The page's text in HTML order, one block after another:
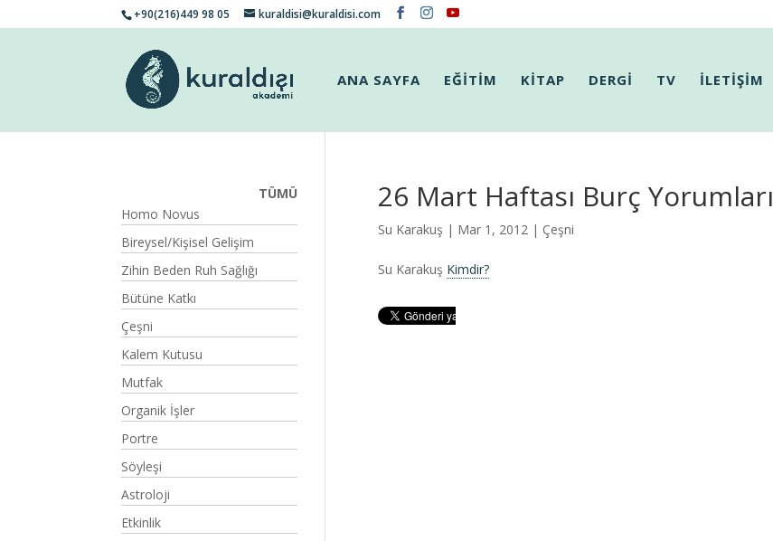
+90(216)449 98 05 kuraldisi@kuraldisi.com
ANA SAYFA EĞİTİM KİTAP DERGİ TV İLETİŞİM
26 Mart Haftası Burç Yorumları
Su Karakuş | Mar 1, 2012 | Çeşni
Su Karakuş Kimdir?
TÜMÜ
Homo Novus
Bireysel/Kişisel Gelişim
Zihin Beden Ruh Sağlığı
Bütüne Katkı
Çeşni
Kalem Kutusu
Mutfak
Organik İşler
Portre
Söyleşi
Astroloji
Etkinlik